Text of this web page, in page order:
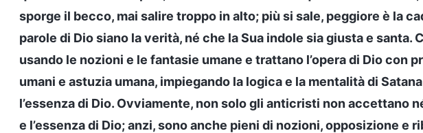
sporge il becco, mai salire troppo in alto; più si sale, peggiore è la
parole di Dio siano la verità, né che la Sua indole sia giusta e
usando le nozioni e le fantasie umane e trattano l’opera di Dio con
umani e astuzia umana, impiegando la logica e la mentalità di
l’essenza di Dio. Ovviamente, non solo gli anticristi non accettano
e l’essenza di Dio; anzi, sono anche pieni di nozioni, opposizione e